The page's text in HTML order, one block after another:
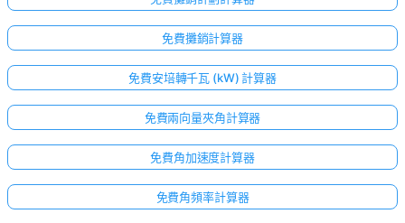
免費攤銷計算器
免費安培轉千瓦 (kW) 計算器
免費兩向量夾角計算器
免費角加速度計算器
免費角頻率計算器